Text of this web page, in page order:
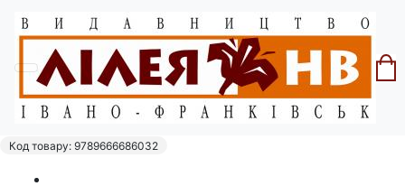
Головна Серія "Галич"
"Галич".Збірник наукових праць. Випуск 8
/Стасюк А. наук. ред.
Код товару: 9789666686032